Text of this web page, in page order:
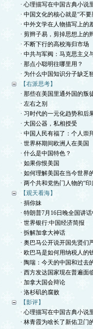
· 心理描写在中国古典小说
· 中国文化的核心就是“不要
· 中外文学在人物描写上的
· 剪辫子易，剪掉思想上的
· 不断下行的高校海归市场
· 中共与军阀：马克思主义
· 那点小聪明往哪里用？
· 为什么中国知识分子缺
【右派思考】
· 那些在美国里通外国的叛
· 左右之别
· 习时代的一元化趋势和后
· 大国公器，私相授受
· 中国人民有福了：个人崇
· 世界杯期间欧洲人在美国
· 什么是中国特色？
· 如果你恨美国
· 如何理解美国在当今世界
· 两个共和党热门人物的“印
【观天看海】
· 捐你妹
· 特朗普7月16日晚全国讲
· 世界银行:中国经济简报
· 拆解加拿大神话
· 奥巴马公开说开国先贤们
· 欧巴马是如何用纳税人的
· 陶瑞：今天的中国和过去
· 西方发达国家现在普遍面
· 加拿大国会辩论
· 洛杉矶的腐败
【影评】
· 心理描写在中国古典小说
· 林青霞为啥长了新佑卫门